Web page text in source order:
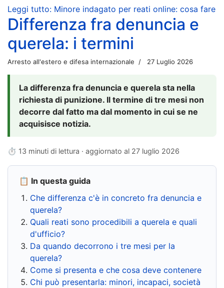
Leggi tutto: Minore indagato per reati online: cosa fare
Differenza fra denuncia e
querela: i termini
Arresto all'estero e difesa internazionale 27 Luglio 2026
La differenza fra denuncia e querela sta nella
richiesta di punizione. Il termine di tre mesi non
decorre dal fatto ma dal momento in cui se ne
acquisisce notizia.
⏱ 13 minuti di lettura · aggiornato al 27 luglio 2026
📋 In questa guida
Che differenza c'è in concreto fra denuncia e
querela?
Quali reati sono procedibili a querela e quali
d'ufficio?
Da quando decorrono i tre mesi per la
querela?
Come si presenta e che cosa deve contenere
Chi può presentarla: minori, incapaci, società